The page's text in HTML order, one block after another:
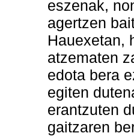
eszenak,
agertzen
Hauexetan,
atzematen
edota bera
egiten
erantzuten
gaitzaren